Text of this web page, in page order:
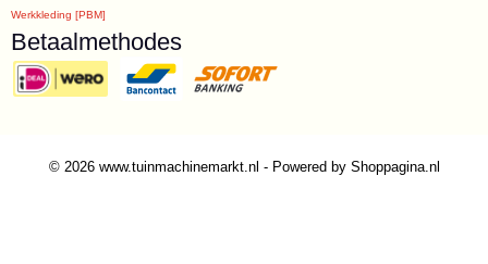
Werkkleding [PBM]
Betaalmethodes
© 2026 www.tuinmachinemarkt.nl - Powered by Shoppagina.nl